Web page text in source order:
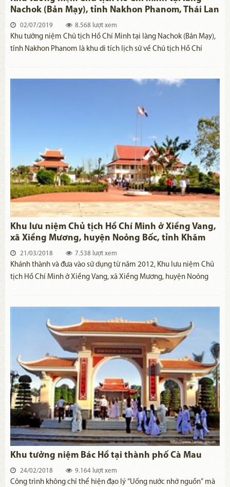
Nachok (Bản Mạy), tỉnh Nakhon Phanom, Thái Lan
02/07/2019 8.568 lượt xem
Khu tưởng niệm Chủ tịch Hồ Chí Minh tại làng Nachok (Bản Mạy),
tỉnh Nakhon Phanom là khu di tích lịch sử về Chủ tịch Hồ Chí
biểu tượng của sự hợp tác giữa hai quốc gia Việt Nam - Thái Lan.
Khu lưu niệm Chủ tịch Hồ Chí Minh ở Xiềng Vang,
xã Xiềng Mương, huyện Noỏng Bốc, tỉnh Khăm
Muộn, Lào
21/03/2018 7.538 lượt xem
Khánh thành và đưa vào sử dụng từ năm 2012, Khu lưu niệm Chủ
tịch Hồ Chí Minh ở Xiềng Vang, xã Xiềng Mương, huyện Noỏng
Khu tưởng niệm Bác Hồ tại thành phố Cà Mau
24/02/2018 9.164 lượt xem
Công trình không chỉ thể hiện đạo lý “Uống nước nhớ nguồn” mà